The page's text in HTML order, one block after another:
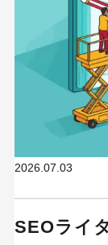
2026.07.03
SEOライ